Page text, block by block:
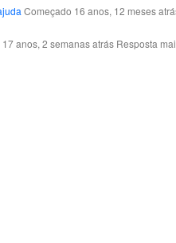
Começado 16 anos, 12 meses
anos, 2 semanas atrás Resposta